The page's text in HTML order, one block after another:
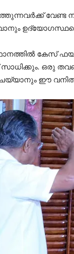
വേണ്ട
കേസ്
സാധിക്കും.
ചെയ്യാനും ഈ